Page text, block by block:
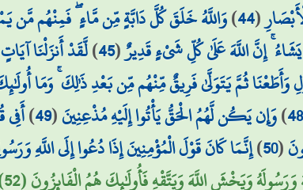
(
44
)وَاللَّهُ خَلَقَ كُلَّ دَابَّةٍ مِّن مَّاءٍ ۖ فَمِنْهُم
إِنَّ اللَّهَ عَلَىٰ كُلِّ شَيْءٍ قَدِيرٌ(
45
)لَّقَدْ أَنزَلْنَا
وَأَطَعْنَا ثُمَّ يَتَوَلَّىٰ فَرِيقٌ مِّنْهُم مِّن بَعْدِ ذَٰلِكَ ۚ وَمَا
)وَإِن يَكُن لَّهُمُ الْحَقُّ يَأْتُوا إِلَيْهِ مُذْعِنِينَ(
49
)
(
50
)إِنَّمَا كَانَ قَوْلَ الْمُؤْمِنِينَ إِذَا دُعُوا إِلَى اللَّهِ
وَيَخْشَ اللَّهَ وَيَتَّقْهِ فَأُولَٰئِكَ هُمُ الْفَائِزُونَ (52)